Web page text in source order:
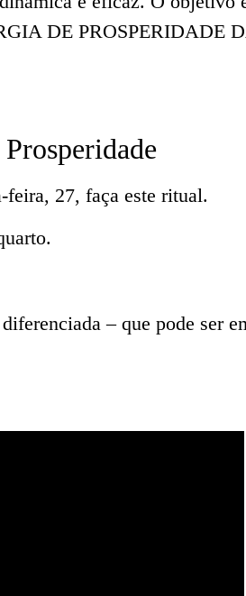
DE PROSPERIDADE
feira, 27, faça este ritual.
– que pode ser